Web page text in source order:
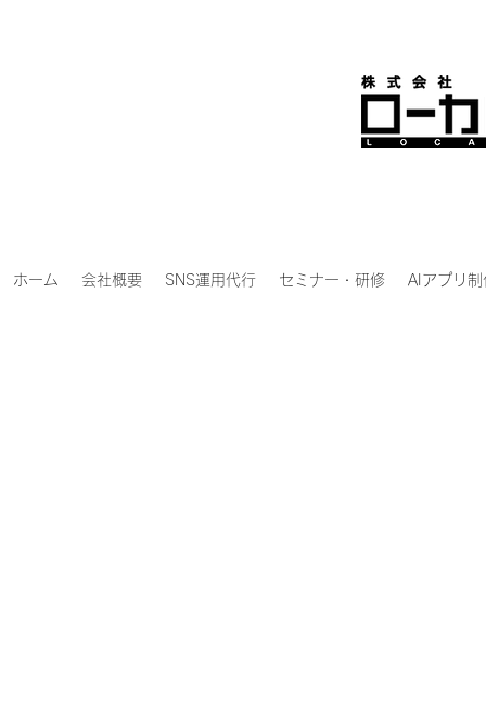
ホーム 会社概要 SNS運用代行 セミナー・研修 AIアプリ制